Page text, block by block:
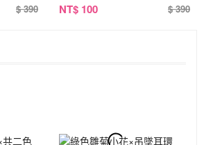
$ 390 NT$ 100 $ 390